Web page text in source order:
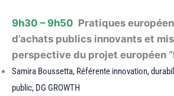
9h30 – 9h50 Pratiques
d’achats publics innovants et
perspective du projet européen
Samira Boussetta, Référente innovation,
public, DG GROWTH